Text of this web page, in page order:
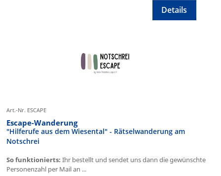
Details
Art.-Nr. ESCAPE
Escape-Wanderung
"Hilferufe aus dem Wiesental" - Rätselwanderung am
Notschrei
So funktionierts: Ihr bestellt und sendet uns dann die gewünschte
Personenzahl per Mail an ...